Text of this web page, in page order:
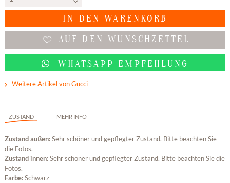
IN DEN WARENKORB
AUF DEN WUNSCHZETTEL
WHATSAPP EMPFEHLUNG
Weitere Artikel von Gucci
ZUSTAND MEHR INFO
Zustand außen:Sehr schöner und gepflegter Zustand. Bitte beachten Sie
die Fotos.
Zustand innen:Sehr schöner und gepflegter Zustand. Bitte beachten Sie die
Fotos.
Farbe:Schwarz